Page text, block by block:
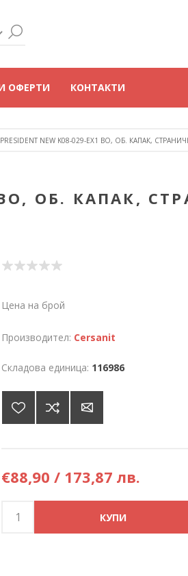
ОФЕРТИ КОНТАКТИ
NEW K08-029-EX1 ВО, ОБ. КАПАК,
ВО, ОБ. КАПАК,
Цена на брой
Производител: Cersanit
Складова единица: 116986
€88,90 / 173,87 лв.